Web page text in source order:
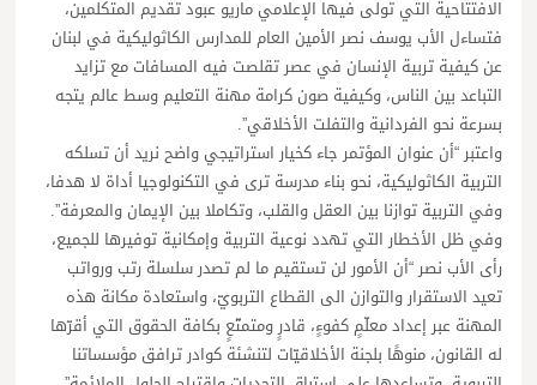
الافتتاحية التي تولى فيها الإعلامي ماريو عبود تقديم المتكلمين،
فتساءل الأب يوسف نصر الأمين العام للمدارس الكاثوليكية في لبنان
عن كيفية تربية الإنسان في عصر تقلصت فيه المسافات مع تزايد
التباعد بين الناس، وكيفية صون كرامة مهنة التعليم وسط عالم يتجه
بسرعة نحو الفردانية والتفلت الأخلاقي”.
واعتبر “أن عنوان المؤتمر جاء كخيار استراتيجي واضح نريد أن تسلكه
التربية الكاثوليكية، نحو بناء مدرسة ترى في التكنولوجيا أداة لا هدفا،
وفي التربية توازنا بين العقل والقلب، وتكاملا بين الإيمان والمعرفة”.
وفي ظل الأخطار التي تهدد نوعية التربية وإمكانية توفيرها للجميع،
رأى الأب نصر “أن الأمور لن تستقيم ما لم تصدر سلسلة رتب ورواتب
تعيد الاستقرار والتوازن الى القطاع التربويّ، واستعادة مكانة هذه
المهنة عبر إعداد معلّمٍ كفوءٍ، قادرٍ ومتمتّعٍ بكافة الحقوق التي أقرّها
له القانون، منوهًا بلجنة الأخلاقيّات لتنشئة كوادر ترافق مؤسساتنا